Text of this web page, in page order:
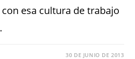
esa cultura de trabajo
30 DE JUNIO DE 2013